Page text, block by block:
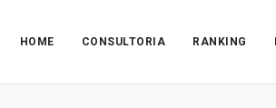
HOME CONSULTORIA RANKING